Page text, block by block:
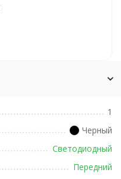
1
Черный
Светодиодный
Передний